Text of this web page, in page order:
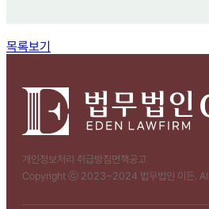
목록보기
개인정보처리 취급방침면책공고
Copyright ⓒ 2023~2024 법무법인 이든.